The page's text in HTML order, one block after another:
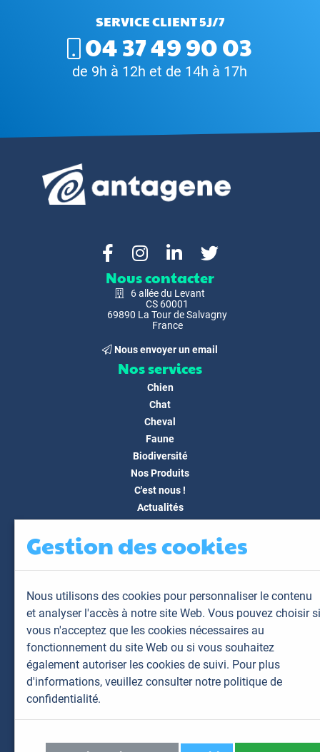
SERVICE CLIENT 5J/7
04 37 49 90 03
de 9h à 12h et de 14h à 17h
Nous contacter
6 allée du Levant
CS 60001
69890 La Tour de Salvagny
France
Nous envoyer un email
Nos services
Chien
Chat
Cheval
Faune
Biodiversité
Nos Produits
C'est nous !
Actualités
FAQ
Mon espace
Mes animaux
Mes résultats
Mes commandes
Mes factures
Gestion des cookies
Nous utilisons des cookies pour personnaliser le contenu
et analyser l'accès à notre site Web. Vous pouvez choisir si
vous n'acceptez que les cookies nécessaires au
fonctionnement du site Web ou si vous souhaitez
également autoriser les cookies de suivi. Pour plus
d'informations, veuillez consulter notre politique de
confidentialité.